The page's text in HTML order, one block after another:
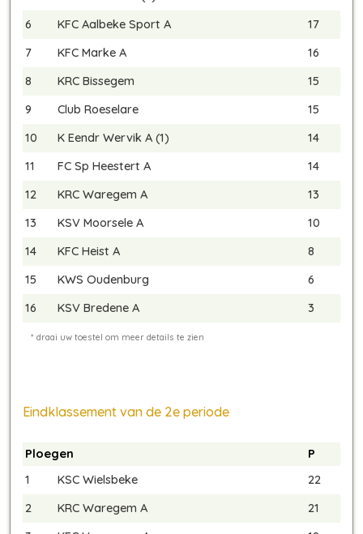
6
KFC Aalbeke Sport A
17
7
KFC Marke A
16
8
KRC Bissegem
15
9
Club Roeselare
15
10
K Eendr Wervik A (1)
14
11
FC Sp Heestert A
14
12
KRC Waregem A
13
13
KSV Moorsele A
10
14
KFC Heist A
8
15
KWS Oudenburg
6
16
KSV Bredene A 3
Eindklassement van de 2e periode
Ploegen
P
1
KSC Wielsbeke
22
2
KRC Waregem A
21